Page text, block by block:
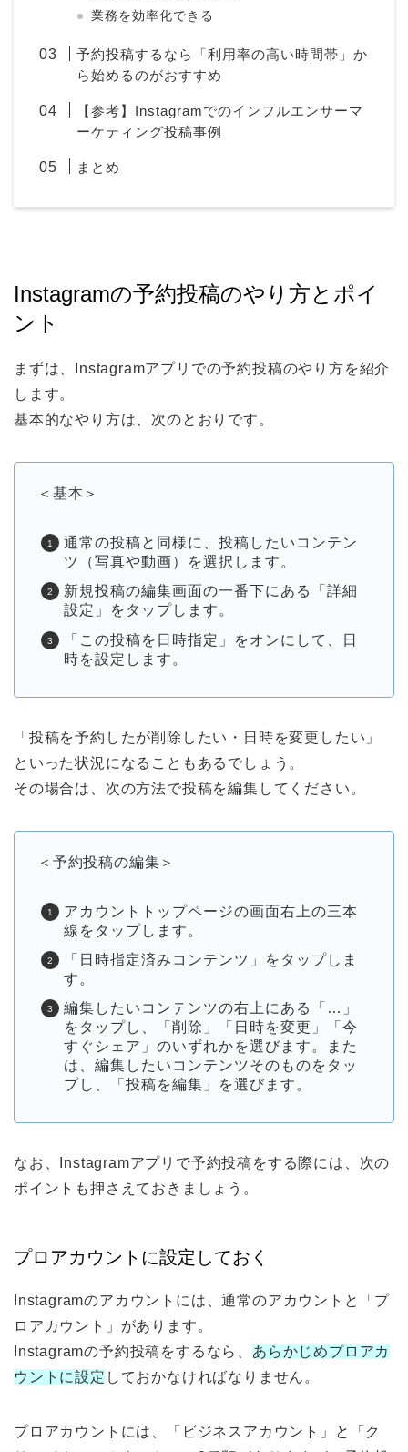
業務を効率化できる
予約投稿するなら「利用率の高い時間帯」か
ら始めるのがおすすめ
【参考】Instagramでのインフルエンサーマ
ーケティング投稿事例
まとめ
Instagramの予約投稿のやり方とポイ
ント
まずは、Instagramアプリでの予約投稿のやり方を紹介
します。
基本的なやり方は、次のとおりです。
＜基本＞
通常の投稿と同様に、投稿したいコンテン
ツ（写真や動画）を選択します。
新規投稿の編集画面の一番下にある「詳細
設定」をタップします。
「この投稿を日時指定」をオンにして、日
時を設定します。
「投稿を予約したが削除したい・日時を変更したい」
といった状況になることもあるでしょう。
その場合は、次の方法で投稿を編集してください。
＜予約投稿の編集＞
アカウントトップページの画面右上の三本
線をタップします。
「日時指定済みコンテンツ」をタップしま
す。
編集したいコンテンツの右上にある「…」
をタップし、「削除」「日時を変更」「今
すぐシェア」のいずれかを選びます。また
は、編集したいコンテンツそのものをタッ
プし、「投稿を編集」を選びます。
なお、Instagramアプリで予約投稿をする際には、次の
ポイントも押さえておきましょう。
プロアカウントに設定しておく
Instagramのアカウントには、通常のアカウントと「プ
ロアカウント」があります。
Instagramの予約投稿をするなら、 あらかじめプロアカ
ウントに設定 しておかなければなりません。
プロアカウントには、「ビジネスアカウント」と「ク